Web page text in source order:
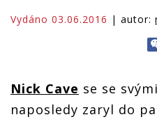
Vydáno 03.06.2016 | autor:
Nick Cave se se
naposledy zaryl do